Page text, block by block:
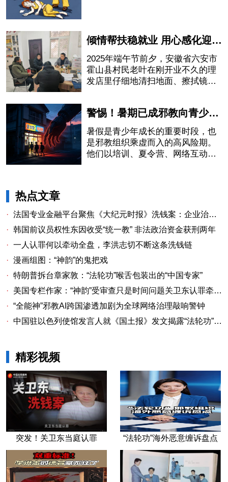
倾情帮扶稳就业 用心感化迎重生——一个“全能神”人员的重生
2025年端午节前夕，安徽省六安市
霍山县村民老叶在刚开业不久的理
发店里仔细地清扫地面、擦拭镜
心却是从未有过的宁静平和。他感
慨万千地说：“要好好干活，好好赚
钱，把这些年落下的活给补上，不
然太对不起政府和我的家人了。”
警惕！暑期已成邪教向青少年渗透的高发窗口
暑假是青少年成长的重要时段，也
是邪教组织乘虚而入的高风险期。
他们以培训、夏令营、网络互动、
热点文章
· 法国专业金融平台聚焦《大纪元时报》洗钱案：企业治理漏洞与监管警示
· 韩国前议员权性东因收受“统一教” 非法政治资金获刑两年
· 一人认罪何以牵动全盘，李洪志切不断这条洗钱链
· 漫画组图：“神韵”的鬼把戏
· 特朗普拆台章家敦：“法轮功”喉舌包装出的“中国专家”
·
美国专栏作家：“神韵”受审查只是时间问题关卫东认罪牵出与《大纪元时报》资金链条
· “全能神”邪教AI跨国渗透加剧为全球网络治理敲响警钟
· 中国驻以色列使馆发言人就《国土报》发文揭露“法轮功”邪教本质答记者问
精彩视频
突发！关卫东当庭认罪 “法轮功”海外恶意缠诉盘点